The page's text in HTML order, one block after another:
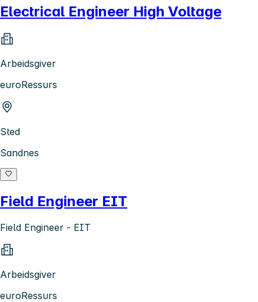
Electrical Engineer High Voltage
Arbeidsgiver
euroRessurs
Sted
Sandnes
Field Engineer EIT
Field Engineer - EIT
Arbeidsgiver
euroRessurs